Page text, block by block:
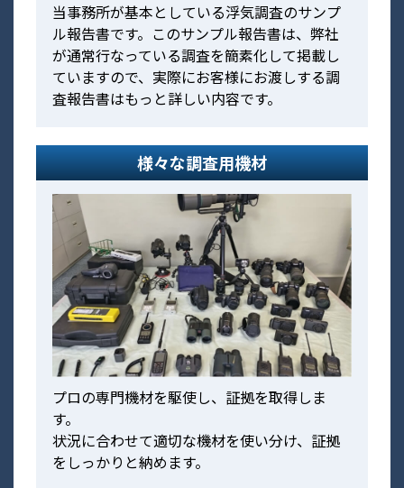
当事務所が基本としている浮気調査のサンプ
ル報告書です。このサンプル報告書は、弊社
が通常行なっている調査を簡素化して掲載し
ていますので、実際にお客様にお渡しする調
査報告書はもっと詳しい内容です。
様々な調査用機材
プロの専門機材を駆使し、証拠を取得しま
す。
状況に合わせて適切な機材を使い分け、証拠
をしっかりと納めます。